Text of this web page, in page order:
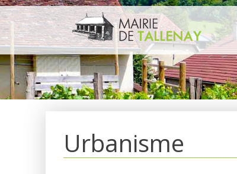
Aller
au
contenu
Urbanisme